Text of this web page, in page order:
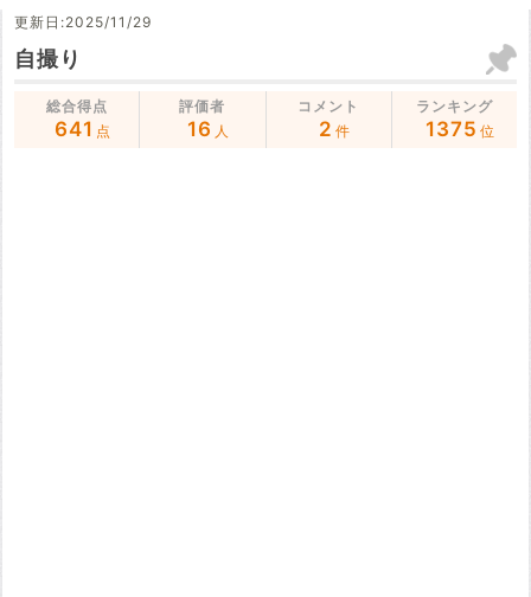
更新日:2025/11/29
自撮り
総合得点
641 点
評価者
16 人
コメント
2 件
ランキング
1375 位